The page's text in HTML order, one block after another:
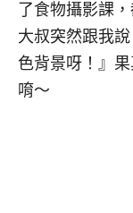
了食物攝影課
大叔突然跟我
色背景呀！』
唷～